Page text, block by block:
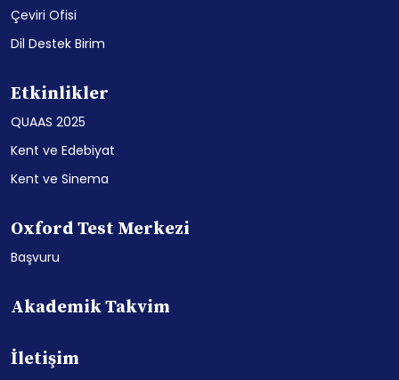
Çeviri Ofisi
Dil Destek Birim
Etkinlikler
QUAAS 2025
Kent ve Edebiyat
Kent ve Sinema
Oxford Test Merkezi
Başvuru
Akademik Takvim
İletişim